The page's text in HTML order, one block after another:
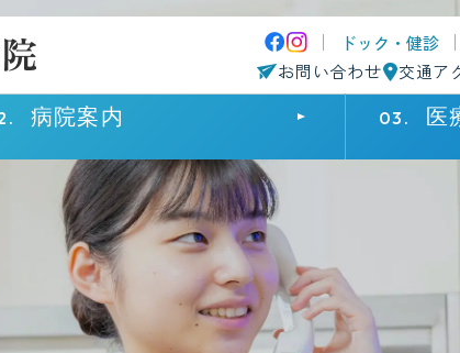
ドック・健診
お問い合わせ
交通ア
来院・入院の方へ
外来受診
診療科・部
病院案内
病院案内
院長挨拶
病院概要
医
医療関係の方へ
患者さまのご紹介について
診療科・部